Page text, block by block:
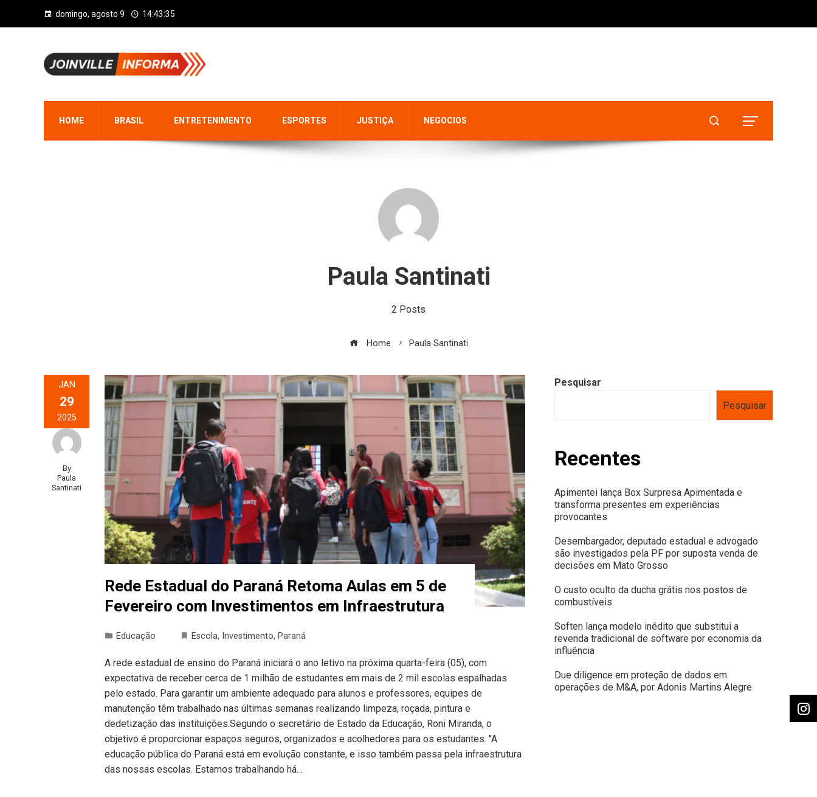
domingo, agosto 9 14:43:36
HOME BRASIL ENTRETENIMENTO ESPORTES JUSTIÇA NEGOCIOS
Paula Santinati
2 Posts
Home Paula Santinati
JAN
29
2025
By
Paula
Santinati
Rede Estadual do Paraná Retoma Aulas em 5 de
Fevereiro com Investimentos em Infraestrutura
Educação Escola, Investimento, Paraná
A rede estadual de ensino do Paraná iniciará o ano letivo na próxima quarta-feira (05), com
expectativa de receber cerca de 1 milhão de estudantes em mais de 2 mil escolas espalhadas
pelo estado. Para garantir um ambiente adequado para alunos e professores, equipes de
manutenção têm trabalhado nas últimas semanas realizando limpeza, roçada, pintura e
dedetização das instituições.Segundo o secretário de Estado da Educação, Roni Miranda, o
objetivo é proporcionar espaços seguros, organizados e acolhedores para os estudantes. "A
educação pública do Paraná está em evolução constante, e isso também passa pela infraestrutura
das nossas escolas. Estamos trabalhando há…
Pesquisar
Pesquisar
Recentes
Apimentei lança Box Surpresa Apimentada e
transforma presentes em experiências
provocantes
Desembargador, deputado estadual e advogado
são investigados pela PF por suposta venda de
decisões em Mato Grosso
O custo oculto da ducha grátis nos postos de
combustíveis
Soften lança modelo inédito que substitui a
revenda tradicional de software por economia da
influência
Due diligence em proteção de dados em
operações de M&A, por Adonis Martins Alegre